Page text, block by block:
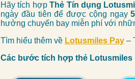
Hãy tích hợpThẻ Tín dụng
ngày đầu tiên để được cộng ngay
hưởng chuyến bay miễn phí với
Tìm hiểu thêm về Lotusmiles Pay –
Các bước tích hợp thẻ Lotusmiles